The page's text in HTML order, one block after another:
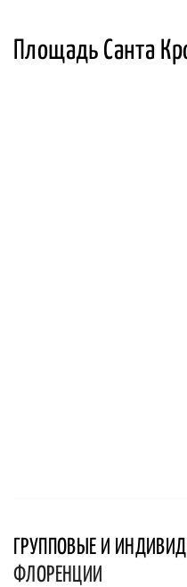
Площадь Санта
ГРУППОВЫЕ И
ФЛОРЕНЦИИ